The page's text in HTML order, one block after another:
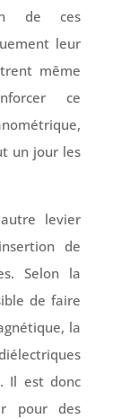
de ces
leur
même
ce
un jour les
levier
de
Selon la
de faire
la
Il est donc
pour des